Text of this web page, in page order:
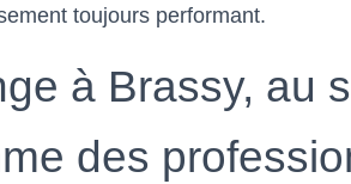
toujours performant.
à Brassy, au
des